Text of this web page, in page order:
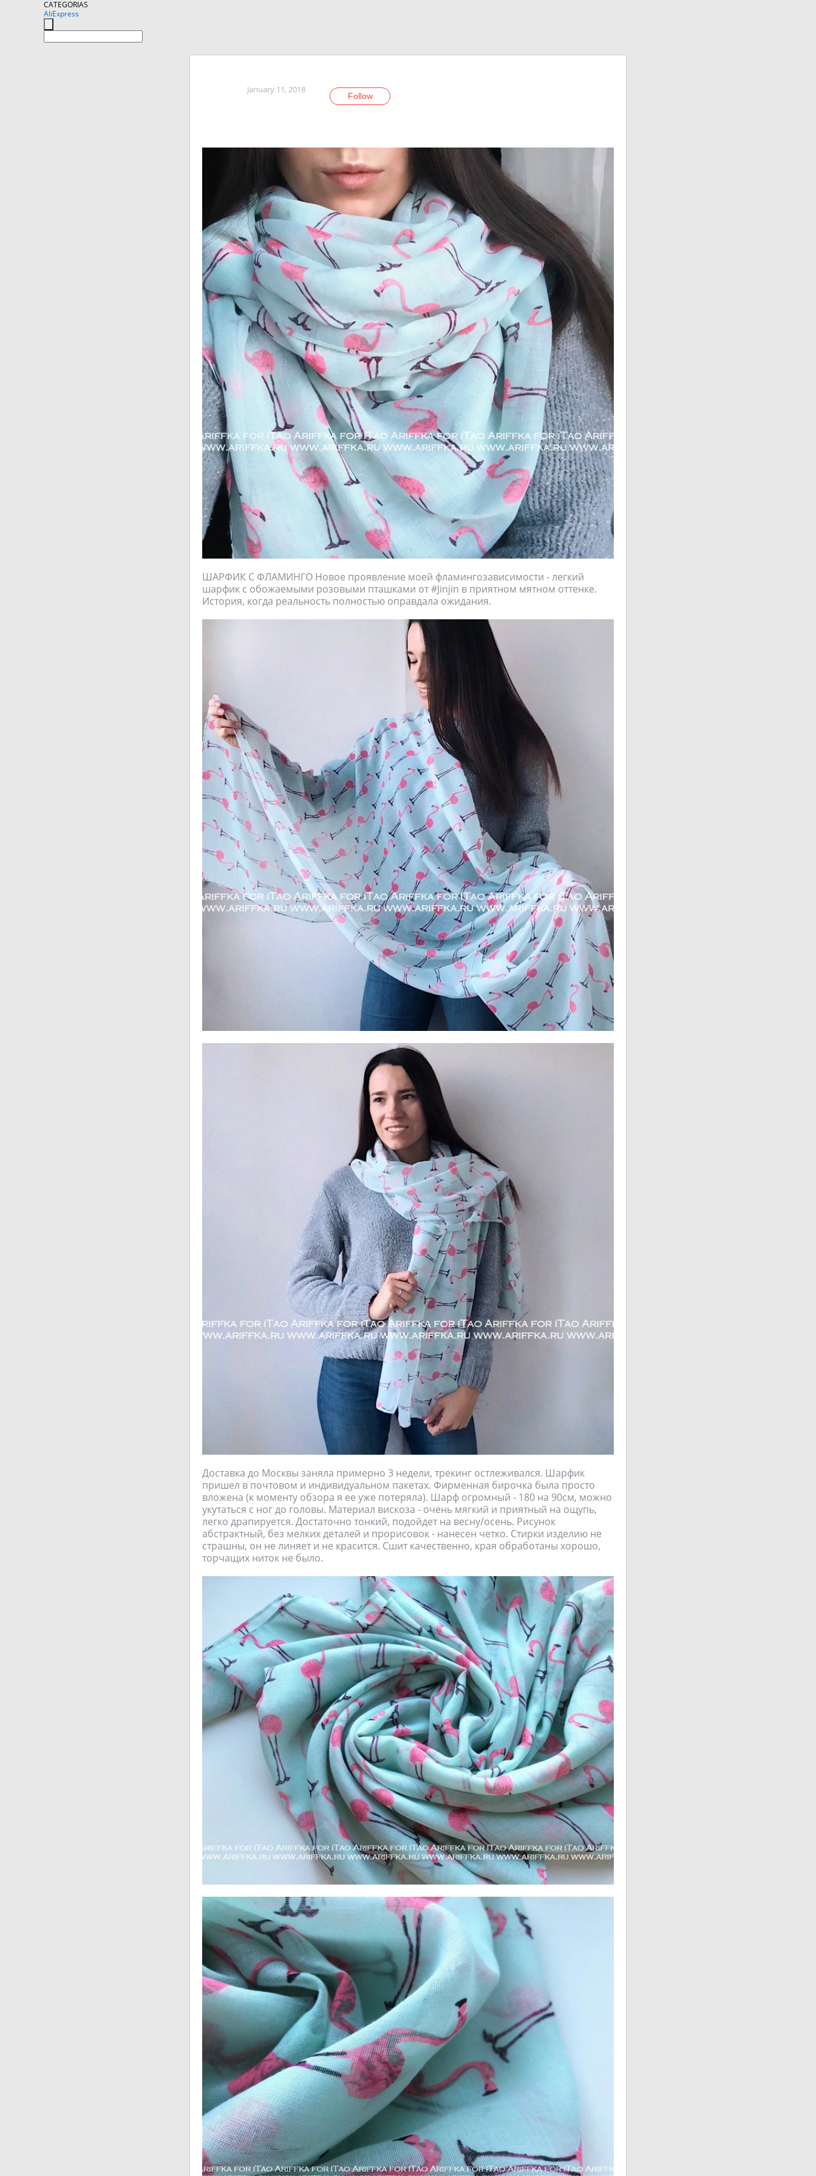
CATEGORIAS
AliExpress
January 11, 2018
Follow
ШАРФИК С ФЛАМИНГО Новое проявление моей фламингозависимости - легкий
шарфик с обожаемыми розовыми пташками от #Jinjin в приятном мятном оттенке.
История, когда реальность полностью оправдала ожидания.
Доставка до Москвы заняла примерно 3 недели, трекинг остлеживался. Шарфик
пришел в почтовом и индивидуальном пакетах. Фирменная бирочка была просто
вложена (к моменту обзора я ее уже потеряла). Шарф огромный - 180 на 90см, можно
укутаться с ног до головы. Материал вискоза - очень мягкий и приятный на ощупь,
легко драпируется. Достаточно тонкий, подойдет на весну/осень. Рисунок
абстрактный, без мелких деталей и прорисовок - нанесен четко. Стирки изделию не
страшны, он не линяет и не красится. Сшит качественно, края обработаны хорошо,
торчащих ниток не было.